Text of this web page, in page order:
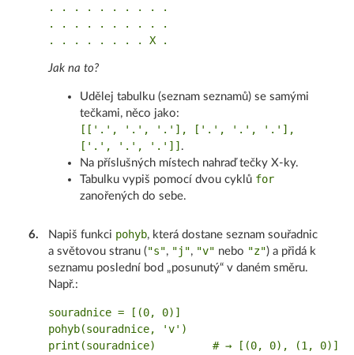
. . . . . . . . . .
. . . . . . . . . .
Jak na to?
Udělej tabulku (seznam seznamů) se samými
tečkami, něco jako:
[['.', '.', '.'], ['.', '.', '.'],
['.', '.', '.']] .
Na příslušných místech nahraď tečky X-ky.
Tabulku vypiš pomocí dvou cyklů for
zanořených do sebe.
6. Napiš funkci pohyb, která dostane seznam souřadnic
a světovou stranu ( "s", "j", "v" nebo "z") a přidá k
seznamu poslední bod „posunutý“ v daném směru.
Např.:
souradnice = [(0, 0)]
pohyb(souradnice, 'v')
print(souradnice)         # → [(0, 0), (1, 0)]